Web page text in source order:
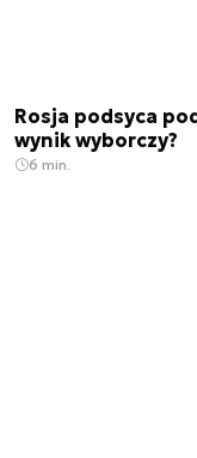
Rosja podsyca
wynik wyborczy?
6 min.